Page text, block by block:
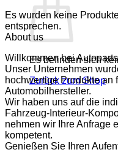
Es befinden sich
Zurück zum Shop
Es wurden keine
entsprechen.
About us
Willkommen bei
Unser Unternehmen
hochwertige Produkte an
Automobilhersteller.
Wir haben uns auf die
Fahrzeug-Interieur-
nehmen wir Ihre Anfrage
kompetent.
Genießen Sie Ihren